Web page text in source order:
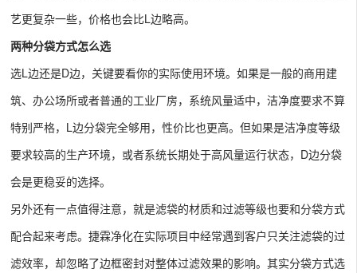
艺更复杂一些，价格也会比L边略高。
两种分袋方式怎么选
选L边还是D边，关键要看你的实际使用环境。如果是一般的商用建
筑、办公场所或者普通的工业厂房，系统风量适中，洁净度要求不算
特别严格，L边分袋完全够用，性价比也更高。但如果是洁净度等级
要求较高的生产环境，或者系统长期处于高风量运行状态，D边分袋
会是更稳妥的选择。
另外还有一点值得注意，就是滤袋的材质和过滤等级也要和分袋方式
配合起来考虑。捷霖净化在实际项目中经常遇到客户只关注滤袋的过
滤效率，却忽略了边框密封对整体过滤效果的影响。其实分袋方式选